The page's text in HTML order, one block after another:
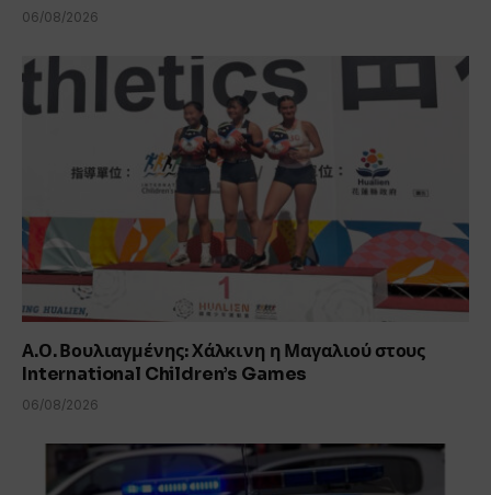
06/08/2026
Α.Ο. Βουλιαγμένης: Χάλκινη η Μαγαλιού στους
International Children’s Games
06/08/2026